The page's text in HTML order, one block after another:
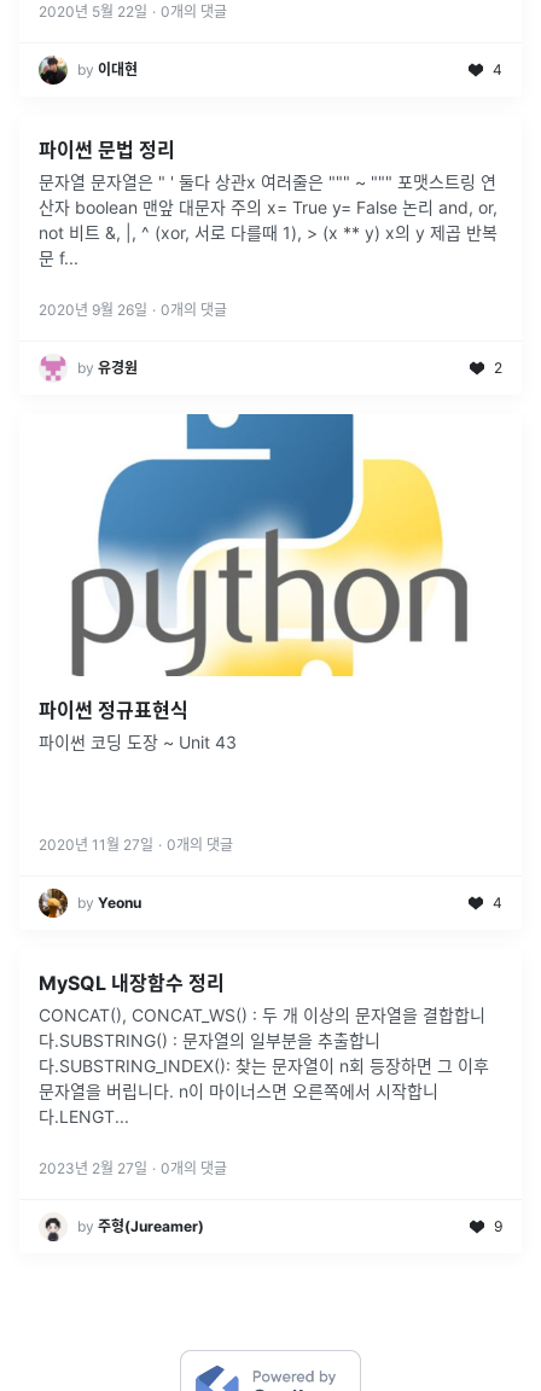
2020년 5월 22일 · 0개의 댓글
by 이대현 4
파이썬 문법 정리
문자열 문자열은 " ' 둘다 상관x 여러줄은 """ ~ """ 포맷스트링 연
산자 boolean 맨앞 대문자 주의 x= True y= False 논리 and, or,
not 비트 &, |, ^ (xor, 서로 다를때 1), > (x ** y) x의 y 제곱 반복
문 f...
2020년 9월 26일 · 0개의 댓글
by 유경원 2
파이썬 정규표현식
파이썬 코딩 도장 ~ Unit 43
2020년 11월 27일 · 0개의 댓글
by Yeonu 4
MySQL 내장함수 정리
CONCAT(), CONCAT_WS() : 두 개 이상의 문자열을 결합합니
다.SUBSTRING() : 문자열의 일부분을 추출합니
다.SUBSTRING_INDEX(): 찾는 문자열이 n회 등장하면 그 이후
문자열을 버립니다. n이 마이너스면 오른쪽에서 시작합니
다.LENGT...
2023년 2월 27일 · 0개의 댓글
by 주형(Jureamer) 9